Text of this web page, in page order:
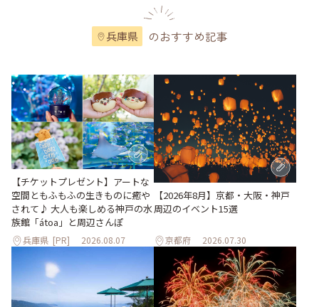
兵庫県 のおすすめ記事
【チケットプレゼント】アートな
空間ともふもふの生きものに癒や
されて♪ 大人も楽しめる神戸の水
族館「átoa」と周辺さんぽ
兵庫県 [PR] 2026.08.07
【2026年8月】京都・大阪・神戸
周辺のイベント15選
京都府 2026.07.30